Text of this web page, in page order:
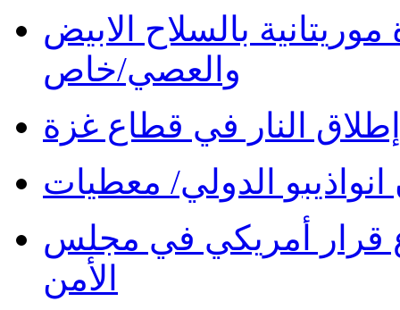
بالسلاح الابيض
والعصي/خاص
النار في قطاع غزة
الدولي/ معطيات
قرار أمريكي في مجلس
الأمن